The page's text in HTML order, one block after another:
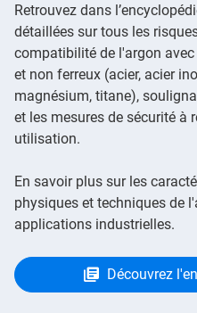
Retrouvez dans
détaillées sur tous les
compatibilité de l'argon
et non ferreux (acier, acier
magnésium, titane),
et les mesures de sécurité à
utilisation.
En savoir plus sur les
physiques et techniques de
applications industrielles.
Découvrez